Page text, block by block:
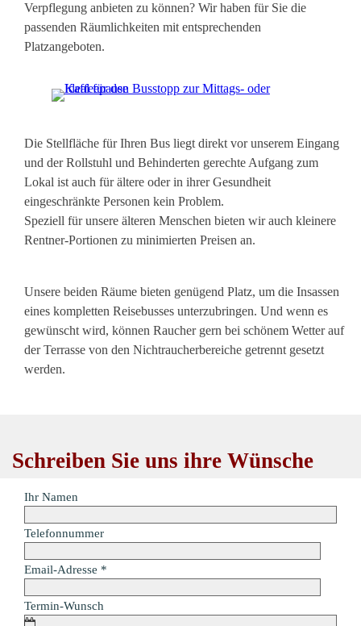
Verpflegung anbieten zu können? Wir haben für Sie die
passenden Räumlichkeiten mit entsprechenden
Platzangeboten.
Die Stellfläche für Ihren Bus liegt direkt vor unserem Eingang
und der Rollstuhl und Behinderten gerechte Aufgang zum
Lokal ist auch für ältere oder in ihrer Gesundheit
eingeschränkte Personen kein Problem.
Speziell für unsere älteren Menschen bieten wir auch kleinere
Rentner-Portionen zu minimierten Preisen an.
Unsere beiden Räume bieten genügend Platz, um die Insassen
eines kompletten Reisebusses unterzubringen. Und wenn es
gewünscht wird, können Raucher gern bei schönem Wetter auf
der Terrasse von den Nichtraucherbereiche getrennt gesetzt
werden.
Schreiben Sie uns ihre Wünsche
Ihr Namen
Telefonnummer
Email-Adresse *
Termin-Wunsch